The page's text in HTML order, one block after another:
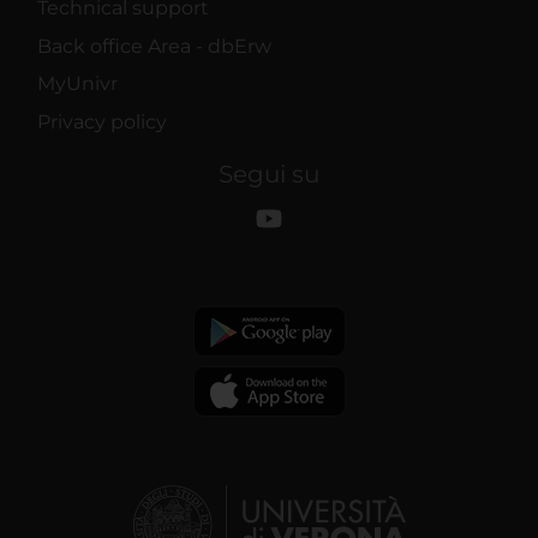
Technical support
Back office Area - dbErw
MyUnivr
Privacy policy
Segui su